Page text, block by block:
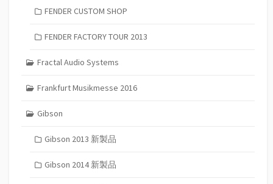
FENDER CUSTOM SHOP
FENDER FACTORY TOUR 2013
Fractal Audio Systems
Frankfurt Musikmesse 2016
Gibson
Gibson 2013 新製品
Gibson 2014 新製品